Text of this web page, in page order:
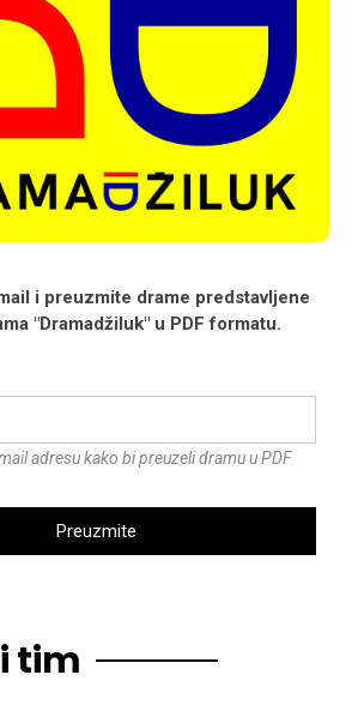
i preuzmite drame predstavljene
"Dramadžiluk" u PDF formatu.
adresu kako bi preuzeli dramu u PDF
Preuzmite
tim